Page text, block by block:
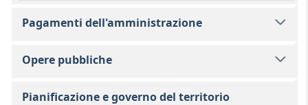
Pagamenti dell'amministrazione
Opere pubbliche
Pianificazione e governo del territorio